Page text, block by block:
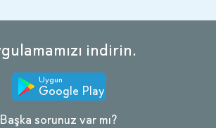
indirin.
Uygun
Google Play
Başka sorunuz var mı?